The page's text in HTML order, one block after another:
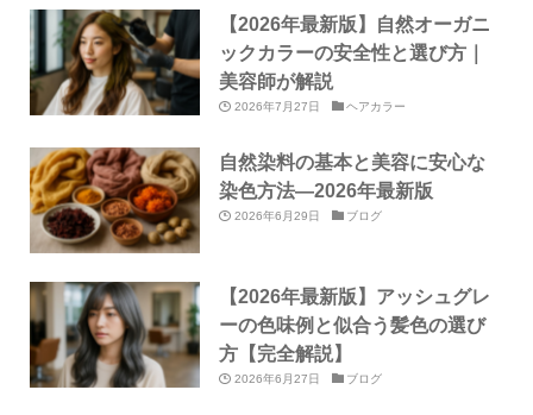
【2026年最新版】自然オーガニ
ックカラーの安全性と選び方｜
美容師が解説
2026年7月27日 ヘアカラー
自然染料の基本と美容に安心な
染色方法—2026年最新版
2026年6月29日 ブログ
【2026年最新版】アッシュグレ
ーの色味例と似合う髪色の選び
方【完全解説】
2026年6月27日 ブログ